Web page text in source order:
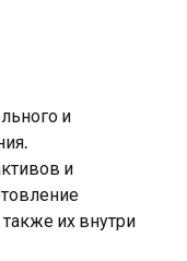
и
и
также их внутри